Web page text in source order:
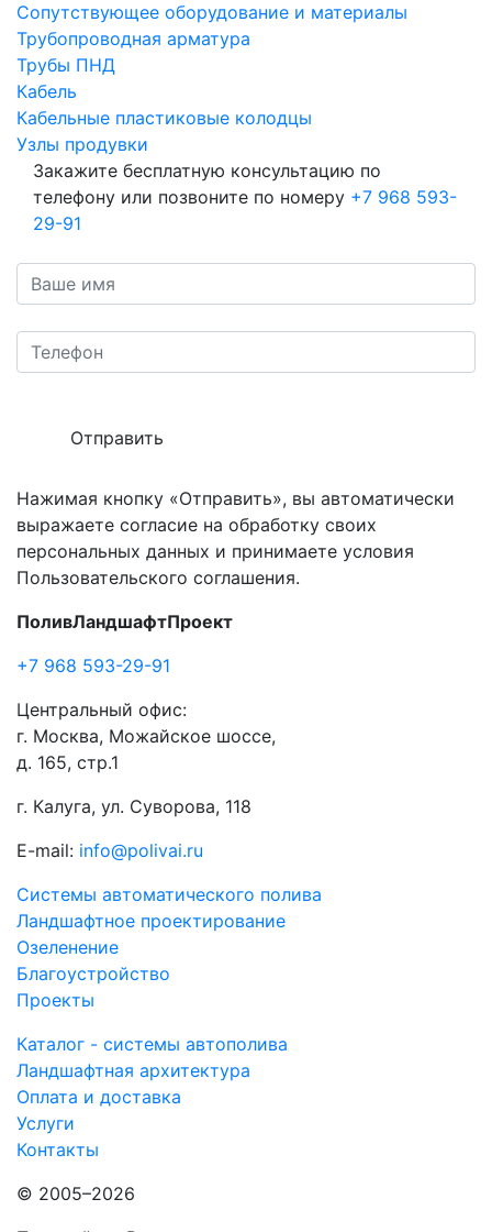
Сопутствующее оборудование и материалы
Трубопроводная арматура
Трубы ПНД
Кабель
Кабельные пластиковые колодцы
Узлы продувки
Закажите бесплатную консультацию по
телефону или позвоните по номеру +7 968 593-
29-91
Отправить
Нажимая кнопку «Отправить», вы автоматически
выражаете согласие на обработку своих
персональных данных и принимаете условия
Пользовательского соглашения.
ПоливЛандшафтПроект
+7 968 593-29-91
Центральный офис:
г. Москва, Можайское шоссе,
д. 165, стр.1
г. Калуга, ул. Суворова, 118
E-mail: info@polivai.ru
Системы автоматического полива
Ландшафтное проектирование
Озеленение
Благоустройство
Проекты
Каталог - системы автополива
Ландшафтная архитектура
Оплата и доставка
Услуги
Контакты
© 2005–2026